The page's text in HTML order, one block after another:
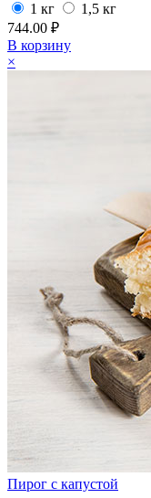
1 кг
1,5 кг
744.00 ₽
В корзину
×
Пирог с капустой